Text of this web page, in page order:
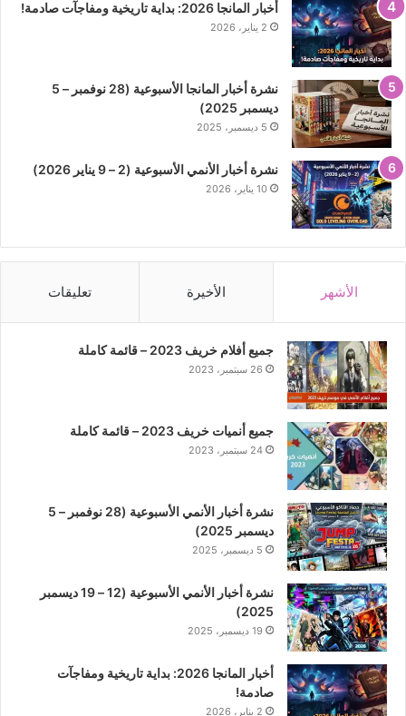
أخبار المانجا 2026: بداية تاريخية ومفاجآت صادمة!
2 يناير، 2026
نشرة أخبار المانجا الأسبوعية (28 نوفمبر – 5
ديسمبر 2025)
5 ديسمبر، 2025
نشرة أخبار الأنمي الأسبوعية (2 – 9 يناير 2026)
10 يناير، 2026
الأشهر الأخيرة تعليقات
جميع أفلام خريف 2023 – قائمة كاملة
26 سبتمبر، 2023
جميع أنميات خريف 2023 – قائمة كاملة
24 سبتمبر، 2023
نشرة أخبار الأنمي الأسبوعية (28 نوفمبر – 5
ديسمبر 2025)
5 ديسمبر، 2025
نشرة أخبار الأنمي الأسبوعية (12 – 19 ديسمبر
2025)
19 ديسمبر، 2025
أخبار المانجا 2026: بداية تاريخية ومفاجآت
صادمة!
2 يناير، 2026